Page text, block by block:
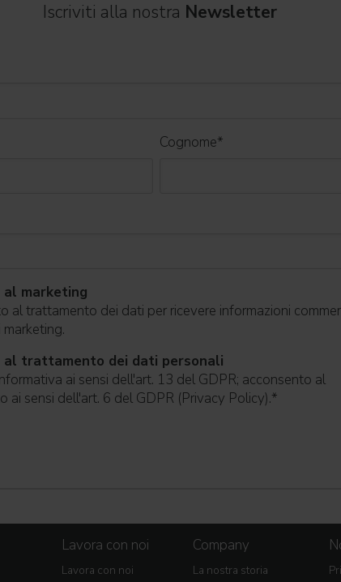
Iscriviti alla nostra Newsletter
Cognome*
al marketing
al trattamento dei dati per ricevere informazioni
al trattamento dei dati personali
ai sensi dell'art. 13 del GDPR; acconsento al
ai sensi dell'art. 6 del GDPR (Privacy Policy).*
Lavora con noi
Lavora con noi
Company
La nostra storia